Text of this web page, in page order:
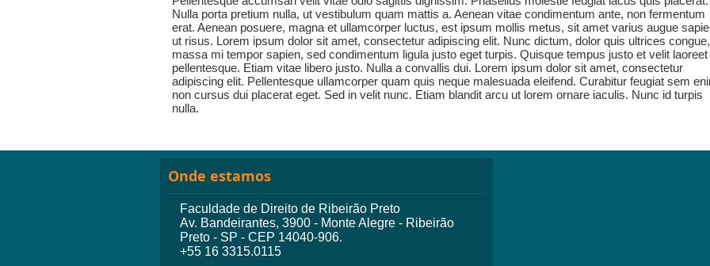
Nulla porta pretium nulla, ut vestibulum quam mattis a. Aenean vitae condimentum ante, non fermentum
erat. Aenean posuere, magna et ullamcorper luctus, est ipsum mollis metus, sit amet varius augue
ut risus. Lorem ipsum dolor sit amet, consectetur adipiscing elit. Nunc dictum, dolor quis ultrices congue,
massa mi tempor sapien, sed condimentum ligula justo eget turpis. Quisque tempus justo et velit laoreet
pellentesque. Etiam vitae libero justo. Nulla a convallis dui. Lorem ipsum dolor sit amet, consectetur
adipiscing elit. Pellentesque ullamcorper quam quis neque malesuada eleifend. Curabitur feugiat sem
non cursus dui placerat eget. Sed in velit nunc. Etiam blandit arcu ut lorem ornare iaculis. Nunc id turpis
nulla.
Onde estamos
Faculdade de Direito de Ribeirão Preto
Av. Bandeirantes, 3900 - Monte Alegre - Ribeirão
Preto - SP - CEP 14040-906.
+55 16 3315.0115